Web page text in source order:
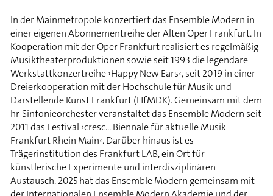
In der Mainmetropole konzertiert das Ensemble Modern in
einer eigenen Abonnementreihe der Alten Oper Frankfurt. In
Kooperation mit der Oper Frankfurt realisiert es regelmäßig
Musiktheaterproduktionen sowie seit 1993 die legendäre
Werkstattkonzertreihe ›Happy New Ears‹, seit 2019 in einer
Dreierkooperation mit der Hochschule für Musik und
Darstellende Kunst Frankfurt (HfMDK). Gemeinsam mit dem
hr-Sinfonieorchester veranstaltet das Ensemble Modern seit
2011 das Festival ›cresc... Biennale für aktuelle Musik
Frankfurt Rhein Main‹. Darüber hinaus ist es
Trägerinstitution des Frankfurt LAB, ein Ort für
künstlerische Experimente und interdisziplinären
Austausch. 2025 hat das Ensemble Modern gemeinsam mit